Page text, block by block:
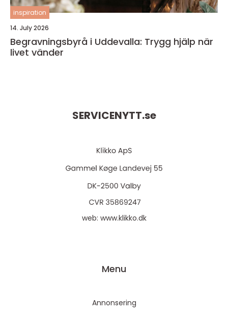
inspiration
14. July 2026
Begravningsbyrå i Uddevalla: Trygg hjälp när
livet vänder
SERVICENYTT.se
web: www.klikko.dk
Menu
Annonsering